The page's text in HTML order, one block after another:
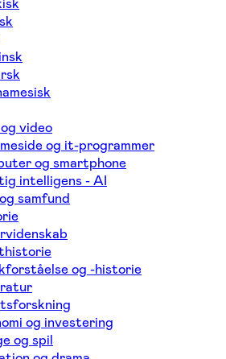
video
og it-programmer
og smartphone
intelligens - AI
samfund
og -historie
og investering
og spil